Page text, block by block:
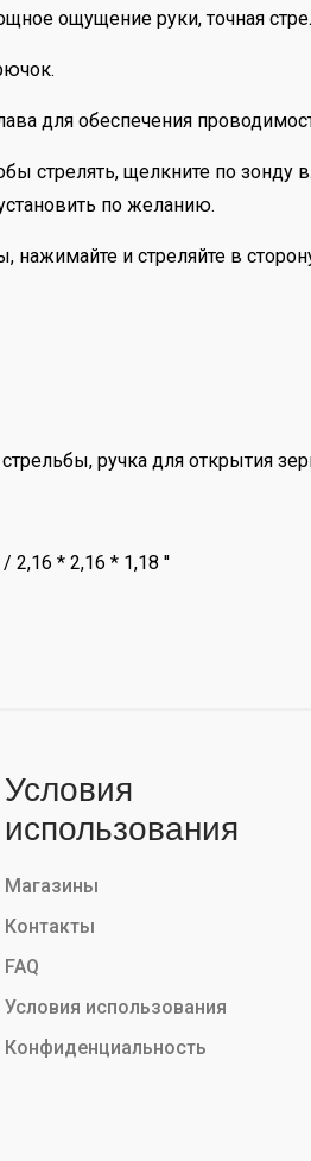
ощущение руки, точная
для обеспечения
стрелять, щелкните по
по желанию.
и стреляйте в
ручка для открытия
* 2,16 * 1,18 ''
Условия
использования
Магазины
Контакты
FAQ
Условия использования
Конфиденциальность